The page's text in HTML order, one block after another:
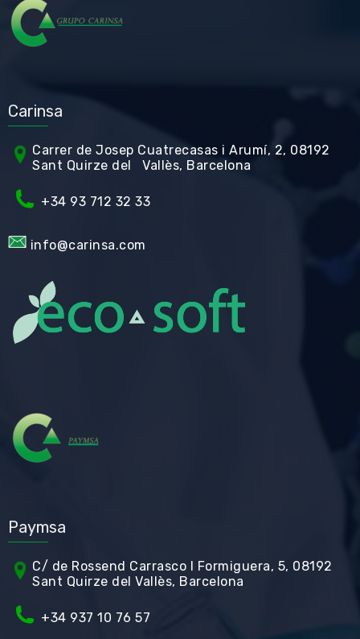
Carinsa
Carrer de Josep Cuatrecasas i Arumí, 2, 08192
Sant Quirze del Vallès, Barcelona
+34 93 712 32 33
info@carinsa.com
Paymsa
C/ de Rossend Carrasco I Formiguera, 5, 08192
Sant Quirze del Vallès, Barcelona
+34 937 10 76 57